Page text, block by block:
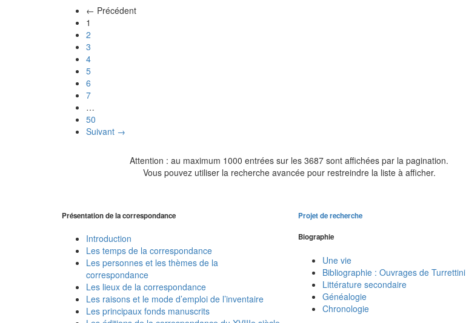
← Précédent
1
2
3
4
5
6
7
…
50
Suivant →
Attention : au maximum 1000 entrées sur les 3687 sont affichées par la pagination.
Vous pouvez utiliser la recherche avancée pour restreindre la liste à afficher.
Présentation de la correspondance
Introduction
Les temps de la correspondance
Les personnes et les thèmes de la
correspondance
Les lieux de la correspondance
Les raisons et le mode d’emploi de l’inventaire
Les principaux fonds manuscrits
Projet de recherche
Biographie
Une vie
Bibliographie : Ouvrages de Turrettini
Littérature secondaire
Généalogie
Chronologie